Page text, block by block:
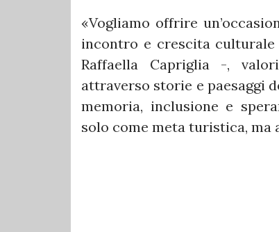
«Vogliamo offrire
incontro e crescita culturale
Raffaella Capriglia -,
attraverso storie e paesaggi
memoria, inclusione e
solo come meta turistica,